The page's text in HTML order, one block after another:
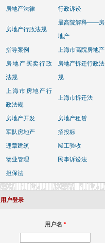
房地产法律
行政诉讼
房地产行政法规
最高院解释——房
地产
指导案例
上海市高院房地产
房地产买卖行政
法规
房地产拆迁行政法
规
上海市房地产行
政法规
上海市拆迁法
房地产开发
房地产租赁
军队房地产
招投标
违章建筑
竣工验收
物业管理
民事诉讼法
担保法
用户登录
用户名 *